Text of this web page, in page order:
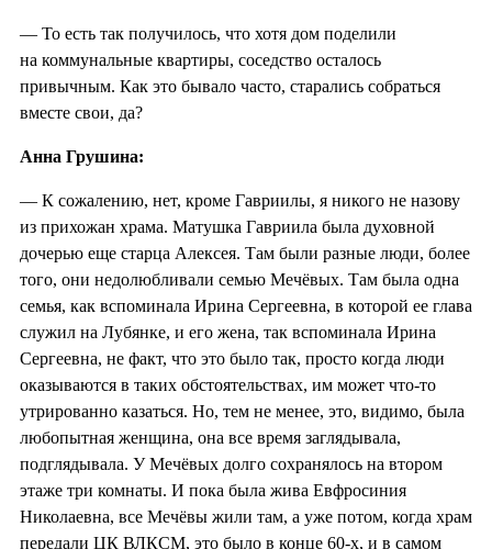
— То есть так получилось, что хотя дом поделили
на коммунальные квартиры, соседство осталось
привычным. Как это бывало часто, старались собраться
вместе свои, да?
Анна Грушина:
— К сожалению, нет, кроме Гавриилы, я никого не назову
из прихожан храма. Матушка Гавриила была духовной
дочерью еще старца Алексея. Там были разные люди, более
того, они недолюбливали семью Мечёвых. Там была одна
семья, как вспоминала Ирина Сергеевна, в которой ее глава
служил на Лубянке, и его жена, так вспоминала Ирина
Сергеевна, не факт, что это было так, просто когда люди
оказываются в таких обстоятельствах, им может что-то
утрированно казаться. Но, тем не менее, это, видимо, была
любопытная женщина, она все время заглядывала,
подглядывала. У Мечёвых долго сохранялось на втором
этаже три комнаты. И пока была жива Евфросиния
Николаевна, все Мечёвы жили там, а уже потом, когда храм
передали ЦК ВЛКСМ, это было в конце 60-х, и в самом